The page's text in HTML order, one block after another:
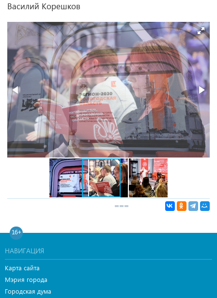
Василий Корешков
16+
НАВИГАЦИЯ
Карта сайта
Мэрия города
Городская дума